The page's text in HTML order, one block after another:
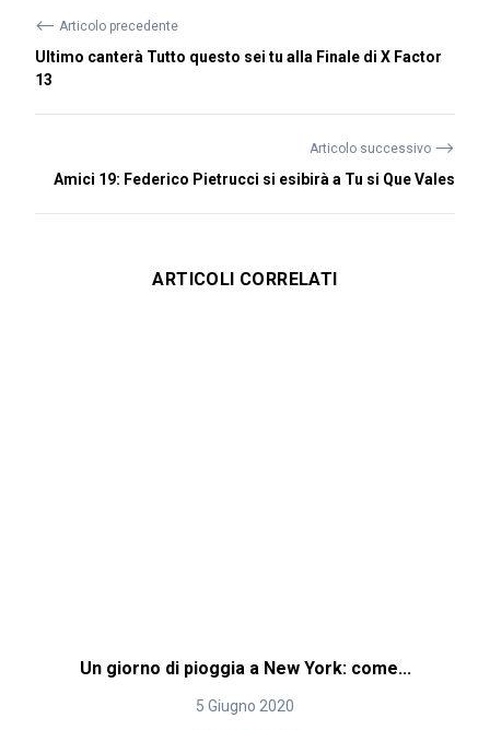
⟵ Articolo precedente
Ultimo canterà Tutto questo sei tu alla Finale di X Factor
13
Articolo successivo ⟶
Amici 19: Federico Pietrucci si esibirà a Tu si Que Vales
ARTICOLI CORRELATI
Un giorno di pioggia a New York: come...
5 Giugno 2020